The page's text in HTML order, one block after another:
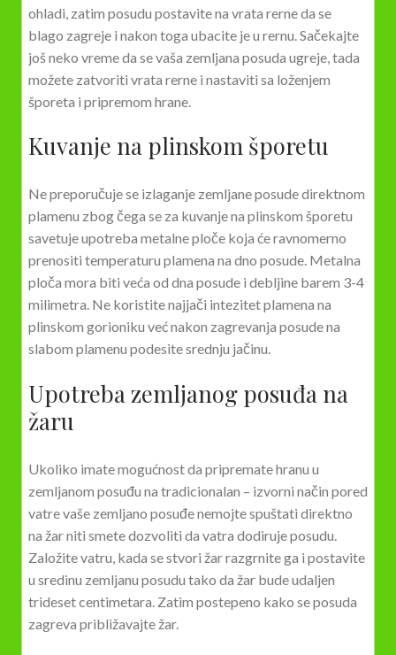
ohladi, zatim posudu postavite na vrata rerne da se
blago zagreje i nakon toga ubacite je u rernu. Sačekajte
još neko vreme da se vaša zemljana posuda ugreje, tada
možete zatvoriti vrata rerne i nastaviti sa loženjem
šporeta i pripremom hrane.
Kuvanje na plinskom šporetu
Ne preporučuje se izlaganje zemljane posude direktnom
plamenu zbog čega se za kuvanje na plinskom šporetu
savetuje upotreba metalne ploče koja će ravnomerno
prenositi temperaturu plamena na dno posude. Metalna
ploča mora biti veća od dna posude i debljine barem 3-4
milimetra. Ne koristite najjači intezitet plamena na
plinskom gorioniku već nakon zagrevanja posude na
slabom plamenu podesite srednju jačinu.
Upotreba zemljanog posuđa na
žaru
Ukoliko imate mogućnost da pripremate hranu u
zemljanom posuđu na tradicionalan – izvorni način pored
vatre vaše zemljano posuđe nemojte spuštati direktno
na žar niti smete dozvoliti da vatra dodiruje posudu.
Založite vatru, kada se stvori žar razgrnite ga i postavite
u sredinu zemljanu posudu tako da žar bude udaljen
trideset centimetara. Zatim postepeno kako se posuda
zagreva približavajte žar.